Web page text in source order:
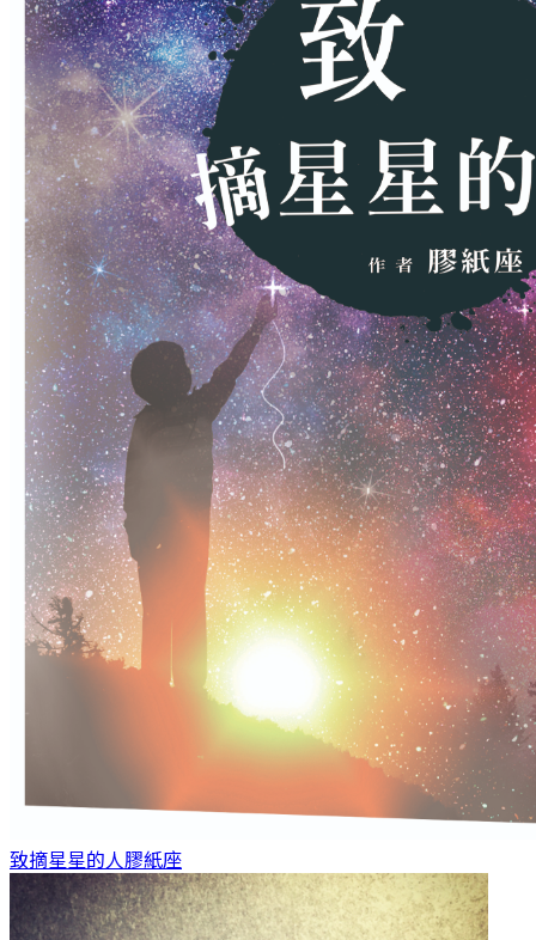
致摘星星的人 膠紙座